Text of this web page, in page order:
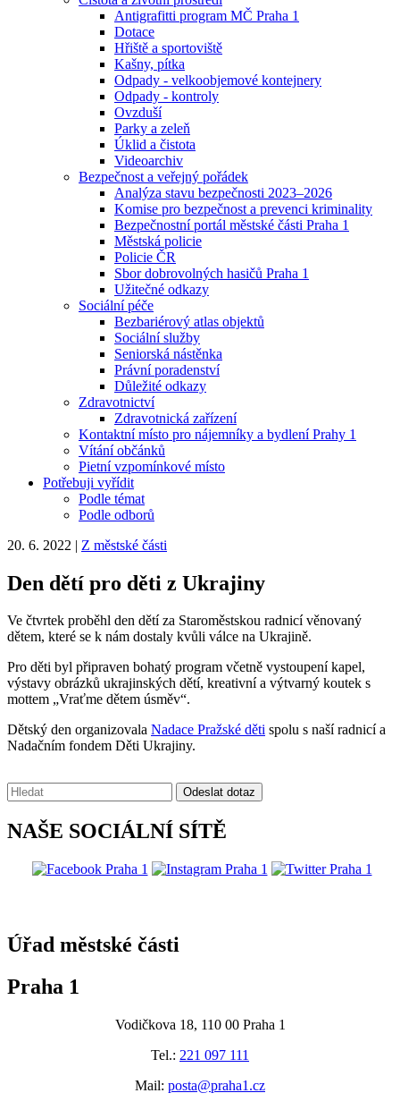
Antigrafitti program MČ Praha 1
Dotace
Hřiště a sportoviště
Kašny, pítka
Odpady - velkoobjemové kontejnery
Odpady - kontroly
Ovzduší
Parky a zeleň
Úklid a čistota
Videoarchiv
Bezpečnost a veřejný pořádek
Analýza stavu bezpečnosti 2023–2026
Komise pro bezpečnost a prevenci kriminality
Bezpečnostní portál městské části Praha 1
Městská policie
Policie ČR
Sbor dobrovolných hasičů Praha 1
Užitečné odkazy
Sociální péče
Bezbariérový atlas objektů
Sociální služby
Seniorská nástěnka
Právní poradenství
Důležité odkazy
Zdravotnictví
Zdravotnická zařízení
Kontaktní místo pro nájemníky a bydlení Prahy 1
Vítání občánků
Pietní vzpomínkové místo
Potřebuji vyřídit
Podle témat
Podle odborů
20. 6. 2022 | Z městské části
Den dětí pro děti z Ukrajiny
Ve čtvrtek proběhl den dětí za Staroměstskou radnicí věnovaný
dětem, které se k nám dostaly kvůli válce na Ukrajině.
Pro děti byl připraven bohatý program včetně vystoupení kapel,
výstavy obrázků ukrajinských dětí, kreativní a výtvarný koutek s
mottem „Vraťme dětem úsměv“.
Dětský den organizovala Nadace Pražské děti spolu s naší radnicí a
Nadačním fondem Děti Ukrajiny.
Vyhledávání: Odeslat dotaz
NAŠE SOCIÁLNÍ SÍTĚ
Úřad městské části
Praha 1
Vodičkova 18, 110 00 Praha 1
Tel.: 221 097 111
Mail: posta@praha1.cz